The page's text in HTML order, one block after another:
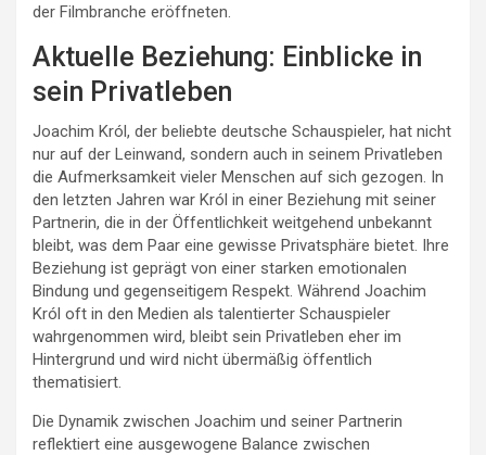
der Filmbranche eröffneten.
Aktuelle Beziehung: Einblicke in
sein Privatleben
Joachim Król, der beliebte deutsche Schauspieler, hat nicht
nur auf der Leinwand, sondern auch in seinem Privatleben
die Aufmerksamkeit vieler Menschen auf sich gezogen. In
den letzten Jahren war Król in einer Beziehung mit seiner
Partnerin, die in der Öffentlichkeit weitgehend unbekannt
bleibt, was dem Paar eine gewisse Privatsphäre bietet. Ihre
Beziehung ist geprägt von einer starken emotionalen
Bindung und gegenseitigem Respekt. Während Joachim
Król oft in den Medien als talentierter Schauspieler
wahrgenommen wird, bleibt sein Privatleben eher im
Hintergrund und wird nicht übermäßig öffentlich
thematisiert.
Die Dynamik zwischen Joachim und seiner Partnerin
reflektiert eine ausgewogene Balance zwischen